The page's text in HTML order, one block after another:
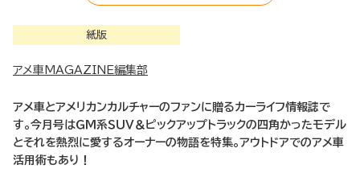
紙版
アメ車MAGAZINE編集部
アメ車とアメリカンカルチャーのファンに贈るカーライフ情報誌で
す。今月号はＧＭ系ＳＵＶ＆ピックアップトラックの四角かったモデル
とそれを熱烈に愛するオーナーの物語を特集。アウトドアでのアメ車
活用術もあり！